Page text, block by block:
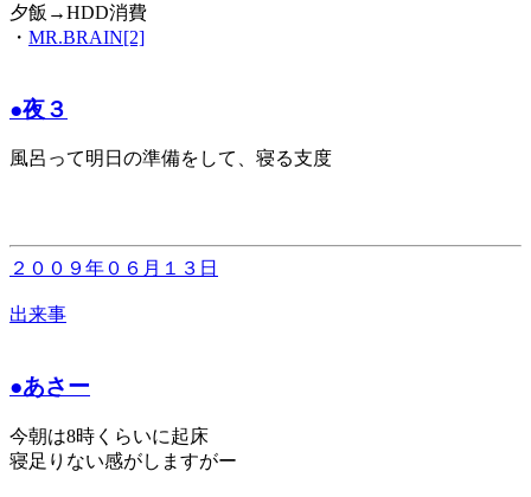
夕飯→HDD消費
・ MR.BRAIN[2]
●夜３
風呂って明日の準備をして、寝る支度
２００９年０６月１３日
出来事
●あさー
今朝は8時くらいに起床
寝足りない感がしますがー